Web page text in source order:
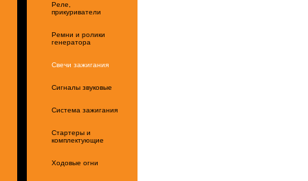
Реле,
прикуриватели
Ремни и ролики
генератора
Свечи зажигания
Сигналы звуковые
Система зажигания
Стартеры и
комплектующие
Ходовые огни